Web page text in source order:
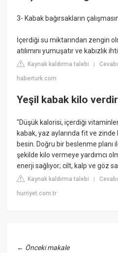
3- Kabak bağırsakların
İçerdiği su miktarından zengin
atılımını yumuşatır ve kabızlık
Kaynak kaldırma talebi |
haberturk.com
Yeşil kabak kilo
"Düşük kalorisi, içerdiği
kabak, yaz aylarında fit ve
besin. Doğru bir beslenme planı
şekilde kilo vermeye yardımcı
enerji sağlıyor; cilt, kalp ve göz
Kaynak kaldırma talebi |
hurriyet.com.tr
← Önceki makale